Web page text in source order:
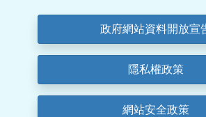
政府網站資料開放宣
隱私權政策
網站安全政策